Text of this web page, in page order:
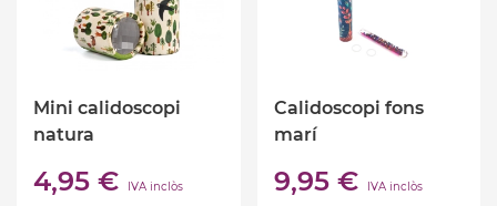
Mini calidoscopi
natura
4,95 € IVA inclòs
Calidoscopi fons
marí
9,95 € IVA inclòs